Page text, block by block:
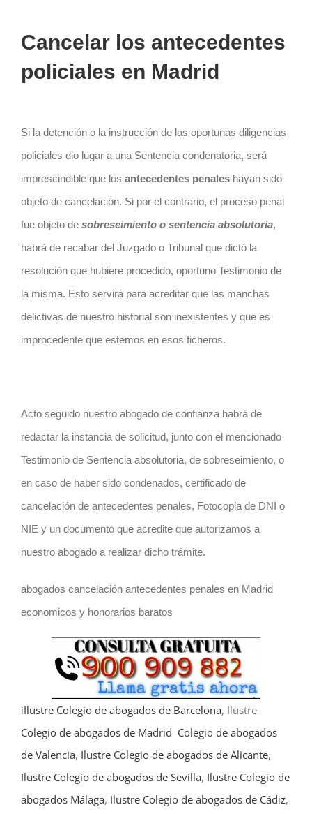
Cancelar los antecedentes
policiales en Madrid
Si la detención o la instrucción de las oportunas diligencias
policiales dio lugar a una Sentencia condenatoria, será
imprescindible que los antecedentes penaleshayan sido
objeto de cancelación. Si por el contrario, el proceso penal
fue objeto de sobreseimiento o sentencia absolutoria,
habrá de recabar del Juzgado o Tribunal que dictó la
resolución que hubiere procedido, oportuno Testimonio de
la misma. Esto servirá para acreditar que las manchas
delictivas de nuestro historial son inexistentes y que es
improcedente que estemos en esos ficheros.
Acto seguido nuestro abogado de confianza habrá de
redactar la instancia de solicitud, junto con el mencionado
Testimonio de Sentencia absolutoria, de sobreseimiento, o
en caso de haber sido condenados, certificado de
cancelación de antecedentes penales, Fotocopia de DNI o
NIE y un documento que acredite que autorizamos a
nuestro abogado a realizar dicho trámite.
abogados cancelación antecedentes penales en Madrid
economicos y honorarios baratos
iIlustre Colegio de abogados de Barcelona, Ilustre
Colegio de abogados de Madrid Colegio de abogados
de Valencia, Ilustre Colegio de abogados de Alicante,
Ilustre Colegio de abogados de Sevilla, Ilustre Colegio de
abogados Málaga, Ilustre Colegio de abogados de Cádiz,